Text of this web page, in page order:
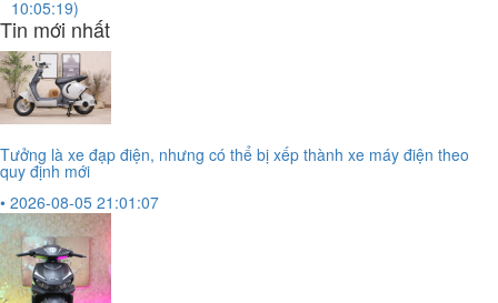
10:05:19)
Tin mới nhất
Tưởng là xe đạp điện, nhưng có thể bị xếp thành xe máy điện theo
quy định mới
• 2026-08-05 21:01:07